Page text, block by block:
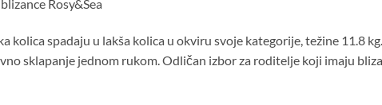
Rosy&Sea
kolica spadaju u lakša kolica u okviru svoje kategorije, težine 11.8
sklapanje jednom rukom. Odličan izbor za roditelje koji imaju